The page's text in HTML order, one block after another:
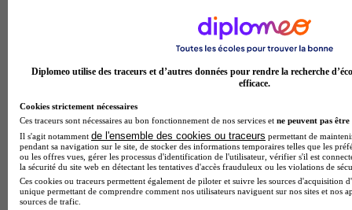
BTS Tourisme à Lyon
BTS Tourisme à Toulouse
Licence Psychologie à Lille
Master Informatique à Paris
BTS Communication à Bordeaux
Master Psychologie à Angers
BTS Communication à Lyon
BTS Ndrc à Lyon
Diplomeo utilise des traceurs et d’autres données pour rendre la recherche
efficace.
Cookies strictement nécessaires
Ces traceurs sont nécessaires au bon fonctionnement de nos services et ne peuvent pas être
Il s'agit notamment de l'ensemble des cookies ou traceurs permettant de
pendant sa navigation sur le site, de stocker des informations temporaires telles que les
ou les offres vues, gérer les processus d'identification de l'utilisateur, vérifier s'il est
la sécurité du site web en détectant les tentatives d'accès frauduleux ou les violations de
Ces cookies ou traceurs permettent également de piloter et suivre les sources d'acquisition
unique permettant de comprendre comment nos utilisateurs naviguent sur nos sites et nos
sources de trafic.